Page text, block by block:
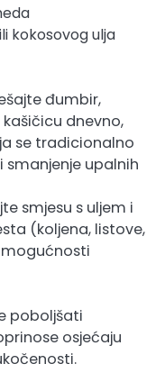
kokosovog ulja
đumbir,
dnevno,
se tradicionalno
smanjenje upalnih
smjesu s uljem i
(koljena, listove,
poboljšati
osjećaju